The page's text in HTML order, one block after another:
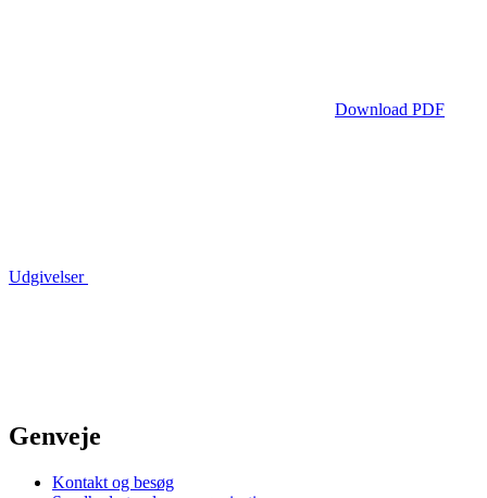
Download PDF
Udgivelser
Genveje
Kontakt og besøg